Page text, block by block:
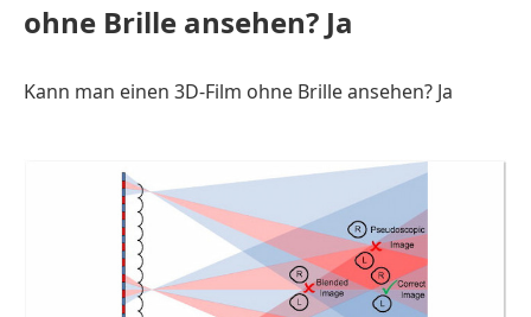
ohne Brille ansehen? Ja
Kann man einen 3D-Film ohne Brille ansehen? Ja